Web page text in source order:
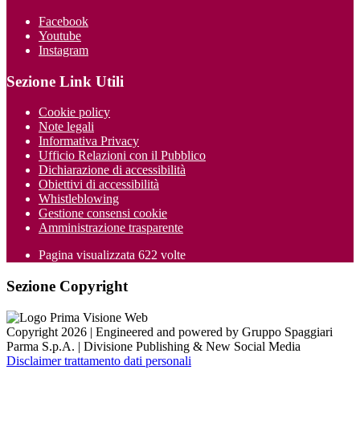
Facebook
Youtube
Instagram
Sezione Link Utili
Cookie policy
Note legali
Informativa Privacy
Ufficio Relazioni con il Pubblico
Dichiarazione di accessibilità
Obiettivi di accessibilità
Whistleblowing
Gestione consensi cookie
Amministrazione trasparente
Pagina visualizzata 622 volte
Sezione Copyright
Copyright 2026 | Engineered and powered by Gruppo Spaggiari
Parma S.p.A. | Divisione Publishing & New Social Media
Disclaimer trattamento dati personali